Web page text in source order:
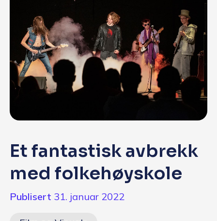
Skolen
Kontakt
Valgfag
Siste nytt
Q&A
English
Søk i dag
Et fantastisk avbrekk
med folkehøyskole
Publisert 31. januar 2022